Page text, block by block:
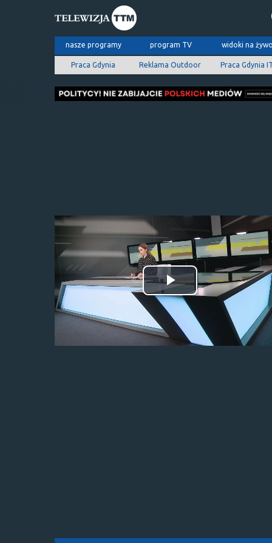
nasze programy program TV widoki na
Praca Gdynia Reklama Outdoor Praca Gdynia
Odtwórz
wideo